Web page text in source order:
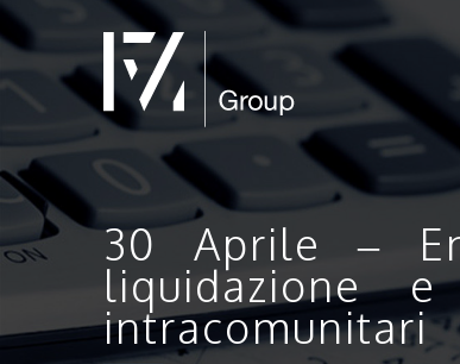
30 Aprile –
liquidazione
intracomunitari